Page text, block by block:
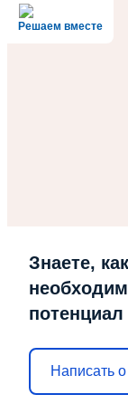
Решаем вместе
Знаете,
Написать